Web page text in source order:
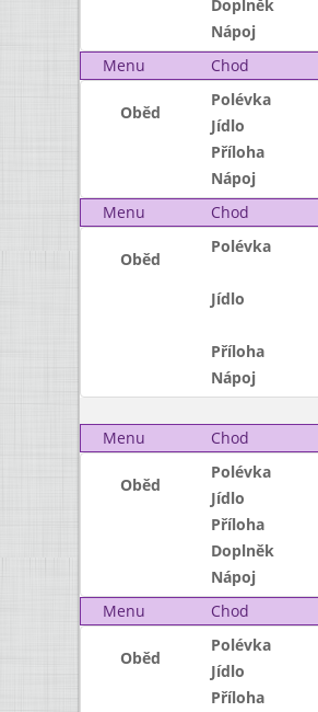
Doplněk
Nápoj
Menu
Chod
Oběd
Polévka
Jídlo
Příloha
Nápoj
Menu
Chod
Oběd
Polévka
Jídlo
Příloha
Nápoj
Menu
Chod
Oběd
Polévka
Jídlo
Příloha
Doplněk
Nápoj
Menu
Chod
Oběd
Polévka
Jídlo
Příloha